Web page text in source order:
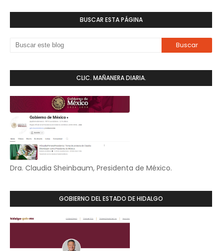
BUSCAR ESTA PÁGINA
CLIC. MAÑANERA DIARIA.
Dra. Claudia Sheinbaum, Presidenta de México.
GOBIERNO DEL ESTADO DE HIDALGO